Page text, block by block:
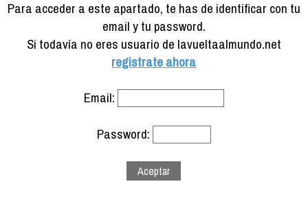
Compañeros de viaje
Info viajeros
Para acceder a este apartado, te has de identificar con tu
email y tu password.
Si todavía no eres usuario de lavueltaalmundo.net
registrate ahora
Email:
Password: